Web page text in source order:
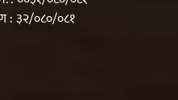
: ३२/०८०/०८१